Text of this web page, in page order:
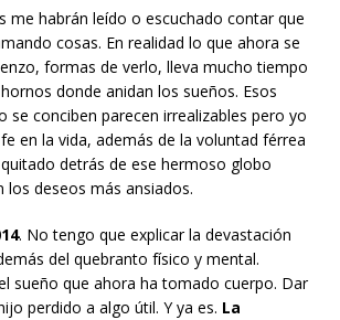
me habrán leído o escuchado contar que
cosas. En realidad lo que ahora se
formas de verlo, lleva mucho tiempo
donde anidan los sueños. Esos
se conciben parecen irrealizables pero yo
en la vida, además de la voluntad férrea
detrás de ese hermoso globo
los deseos más ansiados.
. No tengo que explicar la devastación
del quebranto físico y mental.
sueño que ahora ha tomado cuerpo. Dar
perdido a algo útil. Y ya es. La